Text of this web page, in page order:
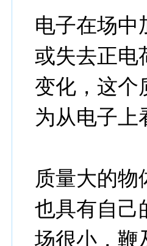
电子在场中
或失去正电
变化，这个
为从电子上
质量大的物
也具有自
场很小，鞭